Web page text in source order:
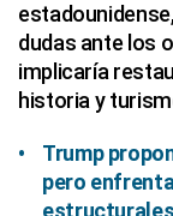
dudas ante los
implicaría
historia y
Trump
pero